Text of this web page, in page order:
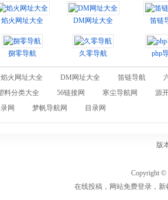
焰火网址大全 DM网址大全 笛链
捌零导航 久零导航 php
焰火网址大全 DM网址大全 笛链导航
料分类大全 56链接网 寒尘导航网
源
网 梦帆导航网 目录网
版
Copyright ©
在线投稿，网站免费登录，